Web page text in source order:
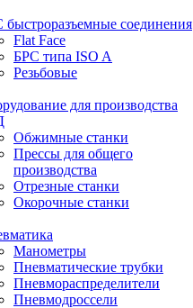
быстроразъемные соединения
Flat Face
БРС типа ISO A
Резьбовые
для производства
Обжимные станки
Прессы для общего
производства
Отрезные станки
Окорочные станки
Манометры
Пневматические трубки
Пневмораспределители
Пневмодроссели